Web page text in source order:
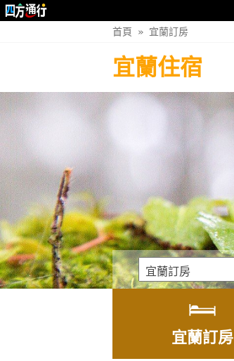
首頁 » 宜蘭訂房
宜蘭住宿
宜蘭訂房